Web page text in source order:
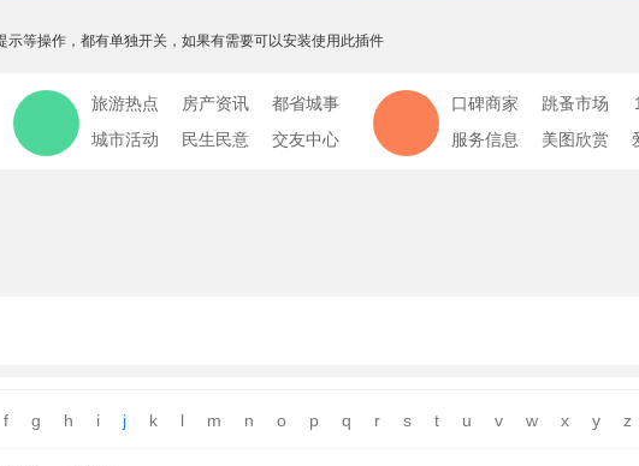
等操作，都有单独开关，如果有需要可以安装使用此插件
旅游热点 房产资讯
都省城事
城市活动
民生民意 交友中心
口碑商家 跳蚤市场
服务信息
美图欣赏
f g h i j k l m n o p q r s t u v w x y z